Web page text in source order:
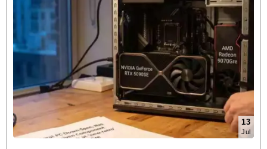
13
Jul